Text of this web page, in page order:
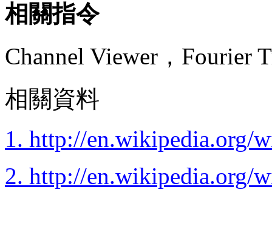
相關指令
Channel Viewer，Fourier
相關資料
1. http://en.wikipedia.org/
2. http://en.wikipedia.org/